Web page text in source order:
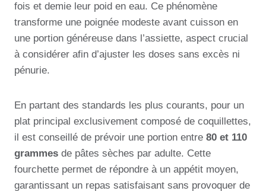
fois et demie leur poid en eau. Ce phénomène
transforme une poignée modeste avant cuisson en
une portion généreuse dans l’assiette, aspect crucial
à considérer afin d’ajuster les doses sans excès ni
pénurie.
En partant des standards les plus courants, pour un
plat principal exclusivement composé de coquillettes,
il est conseillé de prévoir une portion entre 80 et 110
grammes de pâtes sèches par adulte. Cette
fourchette permet de répondre à un appétit moyen,
garantissant un repas satisfaisant sans provoquer de